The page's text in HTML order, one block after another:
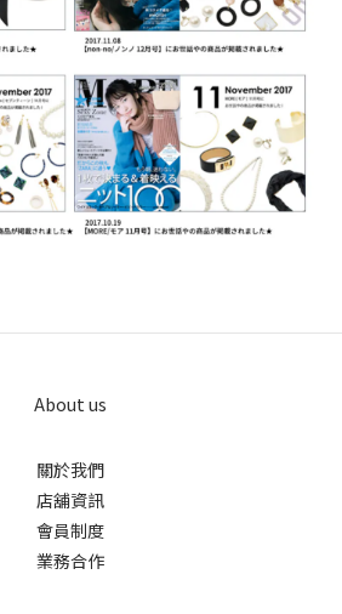
About us
關於我們
店舖資訊
會員制度
業務合作